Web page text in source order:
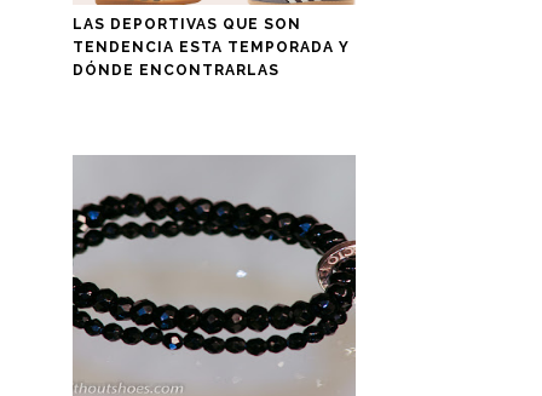
LAS DEPORTIVAS QUE SON
TENDENCIA ESTA TEMPORADA Y
DÓNDE ENCONTRARLAS